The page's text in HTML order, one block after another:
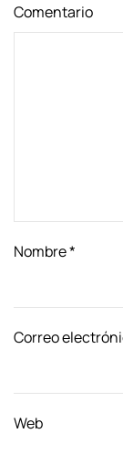
Comentario
Nombre*
Correo
Web